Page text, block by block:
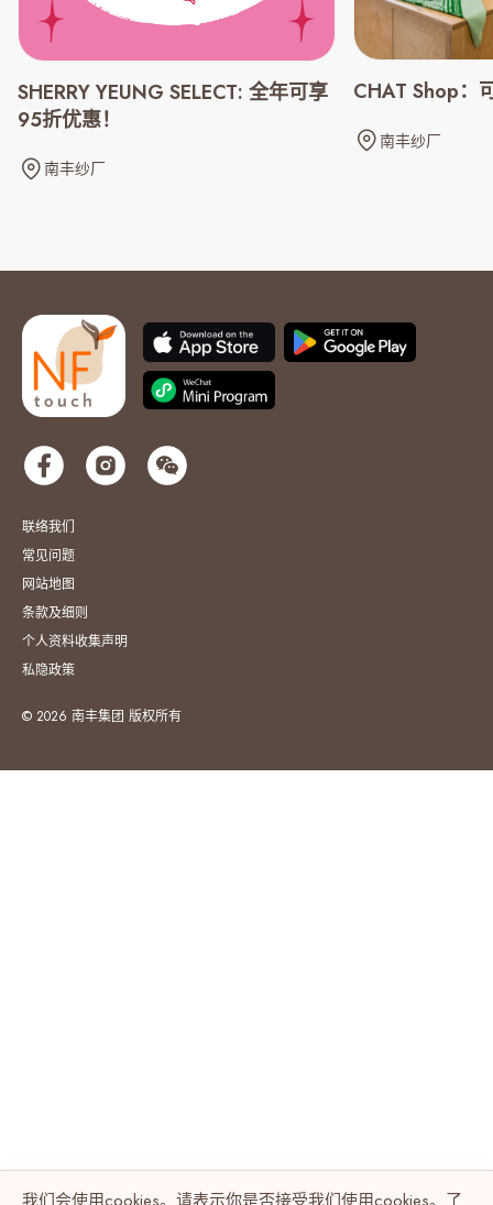
SHERRY YEUNG SELECT: 全年可享
95折优惠！
南丰纱厂
CHAT Shop：
南丰纱厂
联络我们
常见问题
网站地图
条款及细则
个人资料收集声明
私隐政策
© 2026 南丰集团 版权所有